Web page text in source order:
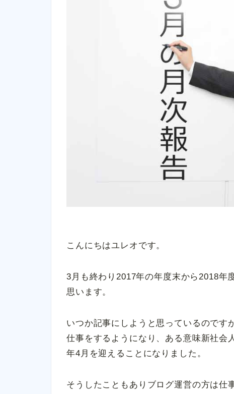
こんにちはユレオです。
3月も終わり2017年の年度末から2018年
思います。
いつか記事にしようと思っているのです
仕事をするようになり、ある意味新社会
年4月を迎えることになりました。
そうしたこともありブログ運営の方は仕